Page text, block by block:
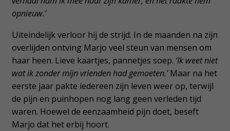
opnieuw.’
Uiteindelijk verloor hij de strijd. In de maanden na zijn
overlijden ontving Marjo veel steun van mensen om
haar heen. Lieve kaartjes, pannetjes soep. ‘Ik weet niet
wat ik zonder mijn vrienden had gemoeten.’Maar na het
eerste jaar pakte iedereen zijn leven weer op, terwijl
de pijn en puinhopen nog lang geen verleden tijd
waren. Hoewel de eenzaamheid pijn doet, beseft
Marjo dat het erbij hoort.